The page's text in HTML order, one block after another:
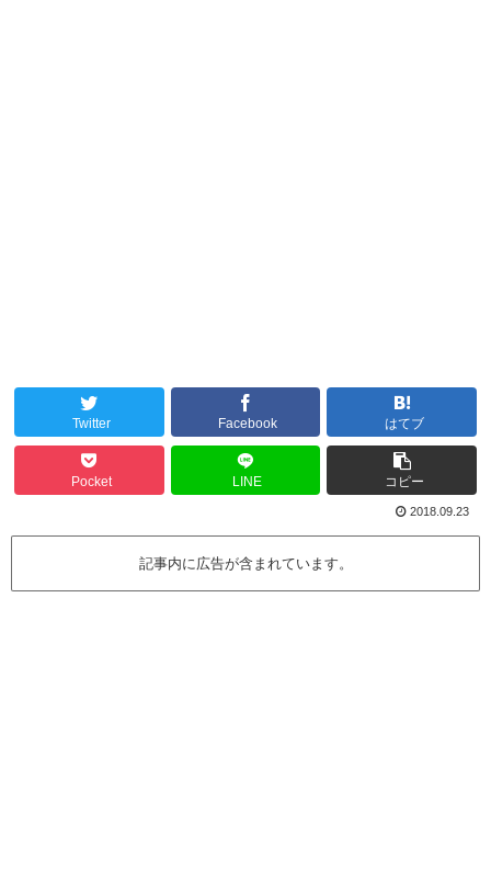
Twitter Facebook はてブ
Pocket LINE コピー
2018.09.23
記事内に広告が含まれています。